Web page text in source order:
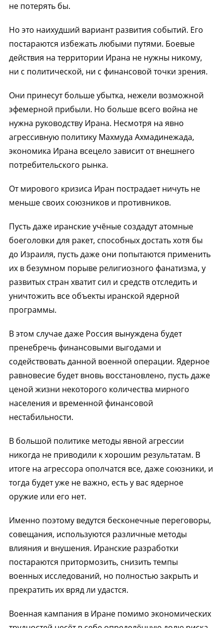
не потерять бы.
Но это наихудший вариант развития событий. Его
постараются избежать любыми путями. Боевые
действия на территории Ирана не нужны никому,
ни с политической, ни с финансовой точки зрения.
Они принесут больше убытка, нежели возможной
эфемерной прибыли. Но больше всего война не
нужна руководству Ирана. Несмотря на явно
агрессивную политику Махмуда Ахмадинежада,
экономика Ирана всецело зависит от внешнего
потребительского рынка.
От мирового кризиса Иран пострадает ничуть не
меньше своих союзников и противников.
Пусть даже иранские учёные создадут атомные
боеголовки для ракет, способных достать хотя бы
до Израиля, пусть даже они попытаются применить
их в безумном порыве религиозного фанатизма, у
развитых стран хватит сил и средств отследить и
уничтожить все объекты иранской ядерной
программы.
В этом случае даже Россия вынуждена будет
пренебречь финансовыми выгодами и
содействовать данной военной операции. Ядерное
равновесие будет вновь восстановлено, пусть даже
ценой жизни некоторого количества мирного
населения и временной финансовой
нестабильности.
В большой политике методы явной агрессии
никогда не приводили к хорошим результатам. В
итоге на агрессора ополчатся все, даже союзники, и
тогда будет уже не важно, есть у вас ядерное
оружие или его нет.
Именно поэтому ведутся бесконечные переговоры,
совещания, используются различные методы
влияния и внушения. Иранские разработки
постараются притормозить, снизить темпы
военных исследований, но полностью закрыть и
прекратить их вряд ли удастся.
Военная кампания в Иране помимо экономических